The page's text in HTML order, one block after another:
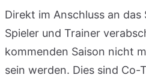
Direkt im Anschluss an das
Spieler und Trainer
kommenden Saison nicht
sein werden. Dies sind Co-